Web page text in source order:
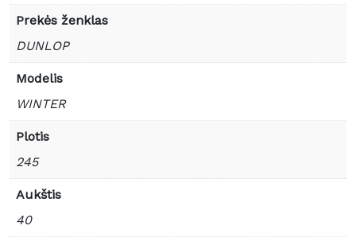
Prekės ženklas
DUNLOP
Modelis
WINTER
Plotis
245
Aukštis
40